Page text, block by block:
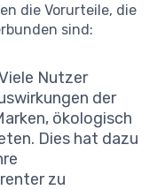
die Vorurteile, die
sind:
Nutzer
der
ökologisch
Dies hat dazu
zu